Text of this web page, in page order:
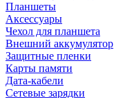
Планшеты
Аксессуары
Чехол для планшета
Внешний аккумулятор
Защитные пленки
Карты памяти
Дата-кабели
Сетевые зарядки